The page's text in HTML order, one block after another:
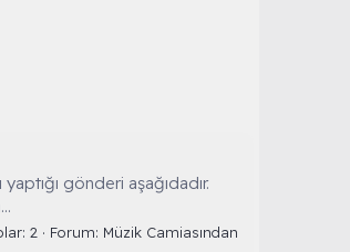
gönderi aşağıdadır.
2 Forum: Müzik Camiasından